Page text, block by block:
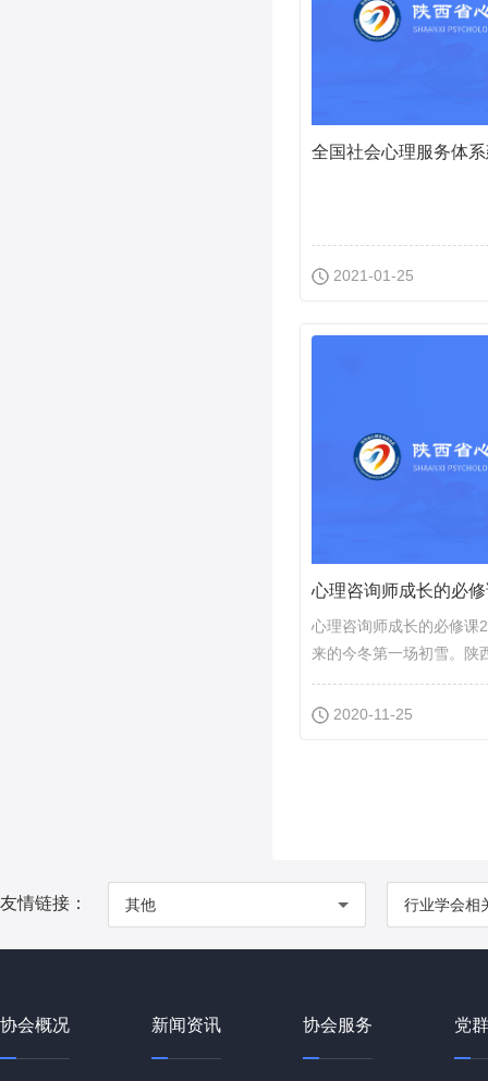
2021-01-25
心理咨询师成长的必
心理咨询师成长的必修课
来的今冬第一场初雪。陕
2020-11-25
友情链接： 其他 行业学会相
协会概况 新闻资讯 协会服务 党